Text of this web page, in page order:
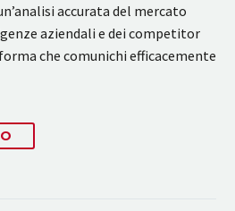
accurata del mercato
aziendali e dei competitor
che comunichi efficacemente